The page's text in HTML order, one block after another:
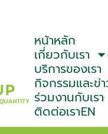
หน้าหลัก
เกี่ยวกับเรา
บริการของเรา
กิจกรรมและข่
ร่วมงานกับเรา
ติดต่อเราEN